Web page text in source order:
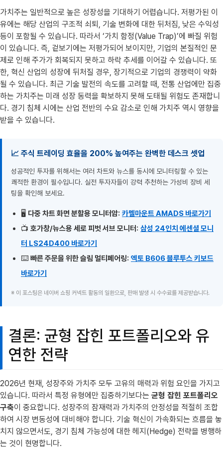
가치주는 일반적으로 높은 성장성을 기대하기 어렵습니다. 저평가된 이
유에는 해당 산업의 구조적 쇠퇴, 기술 변화에 대한 뒤처짐, 낮은 수익성
등이 포함될 수 있습니다. 따라서 ‘가치 함정(Value Trap)’에 빠질 위험
이 있습니다. 즉, 겉보기에는 저평가되어 보이지만, 기업의 본질적인 문
제로 인해 주가가 회복되지 못하고 하락 추세를 이어갈 수 있습니다. 또
한, 혁신 산업의 성장에 뒤처질 경우, 장기적으로 기업의 경쟁력이 약화
될 수 있습니다. 최근 기술 발전의 속도를 고려할 때, 전통 산업에만 집중
하는 가치주는 미래 성장 동력을 확보하지 못해 도태될 위험도 존재합니
다. 경기 침체 시에는 산업 전반의 수요 감소로 인해 가치주 역시 영향을
받을 수 있습니다.
📈 주식 트레이딩 효율을 200% 높여주는 완벽한 데스크 셋업
성공적인 투자를 위해서는 여러 차트와 뉴스를 동시에 모니터링할 수 있는
쾌적한 환경이 필수입니다. 실전 투자자들이 강력 추천하는 가성비 장비 세
팅을 확인해 보세요.
🖥️ 다중 차트 화면 분할용 모니터암: 카멜마운트 AMADS 바로가기
📺 호가창/뉴스용 세로 피벗 서브 모니터: 삼성 24인치 에센셜 모니
터 LS24D400 바로가기
⌨️ 빠른 주문을 위한 슬림 멀티페어링: 엑토 B606 블루투스 키보드
바로가기
※ 이 포스팅은 네이버 쇼핑 커넥트 활동의 일환으로, 판매 발생 시 수수료를 제공받습니다.
결론: 균형 잡힌 포트폴리오와 유
연한 전략
2026년 현재, 성장주와 가치주 모두 고유의 매력과 위험 요인을 가지고
있습니다. 따라서 특정 유형에만 집중하기보다는 균형 잡힌 포트폴리오
구축이 중요합니다. 성장주의 잠재력과 가치주의 안정성을 적절히 조합
하여 시장 변동성에 대비해야 합니다. 기술 혁신이 가속화되는 흐름을 놓
치지 않으면서도, 경기 침체 가능성에 대한 헤지(Hedge) 전략을 병행하
는 것이 현명합니다.